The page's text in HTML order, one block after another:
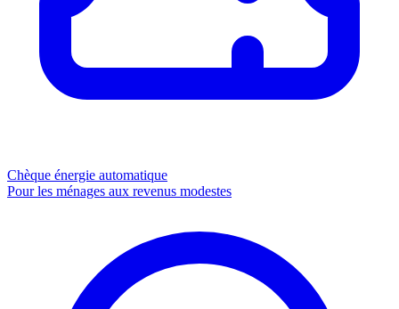
Chèque énergie automatique
Pour les ménages aux revenus modestes